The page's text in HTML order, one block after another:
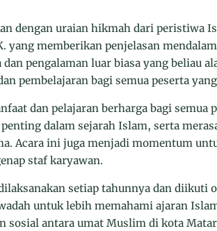
dengan uraian hikmah dari peristiwa
yang memberikan penjelasan
pengalaman luar biasa yang beliau
pembelajaran bagi semua peserta
dan pelajaran berharga bagi semua
dalam sejarah Islam, serta
Acara ini juga menjadi momentum
staf karyawan.
setiap tahunnya dan diikuti
untuk lebih memahami ajaran
sosial antara umat Muslim di kota